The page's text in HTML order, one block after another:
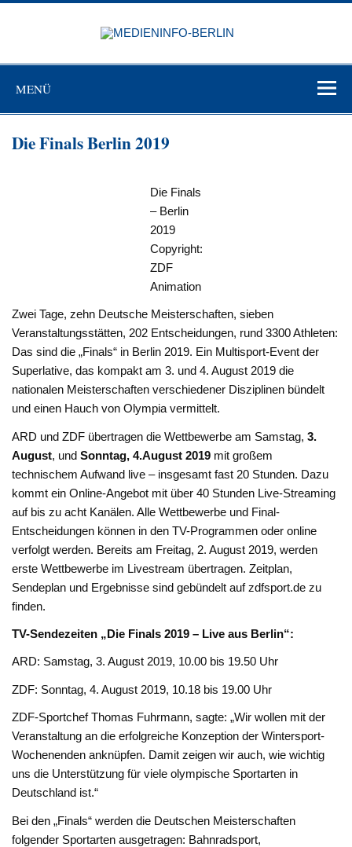
Zum
MENÜ
Die Finals Berlin 2019
Die Finals
– Berlin
2019
Copyright:
ZDF
Animation
Zwei Tage, zehn Deutsche Meisterschaften, sieben
Veranstaltungsstätten, 202 Entscheidungen, rund 3300 Athleten:
Das sind die „Finals“ in Berlin 2019. Ein Multisport-Event der
Superlative, das kompakt am 3. und 4. August 2019 die
nationalen Meisterschaften verschiedener Disziplinen bündelt
und einen Hauch von Olympia vermittelt.
ARD und ZDF übertragen die Wettbewerbe am Samstag,3.
August, undSonntag, 4.August 2019 mit großem
technischem Aufwand live – insgesamt fast 20 Stunden. Dazu
kommt ein Online-Angebot mit über 40 Stunden Live-Streaming
auf bis zu acht Kanälen. Alle Wettbewerbe und Final-
Entscheidungen können in den TV-Programmen oder online
verfolgt werden. Bereits am Freitag, 2. August 2019, werden
erste Wettbewerbe im Livestream übertragen. Zeitplan,
Sendeplan und Ergebnisse sind gebündelt auf zdfsport.de zu
finden.
TV-Sendezeiten „Die Finals 2019 – Live aus Berlin“:
ARD: Samstag, 3. August 2019, 10.00 bis 19.50 Uhr
ZDF: Sonntag, 4. August 2019, 10.18 bis 19.00 Uhr
ZDF-Sportchef Thomas Fuhrmann, sagte: „Wir wollen mit der
Veranstaltung an die erfolgreiche Konzeption der Wintersport-
Wochenenden anknüpfen. Damit zeigen wir auch, wie wichtig
uns die Unterstützung für viele olympische Sportarten in
Deutschland ist.“
Bei den „Finals“ werden die Deutschen Meisterschaften
folgender Sportarten ausgetragen: Bahnradsport,